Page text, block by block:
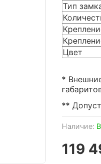
Наличие:
119
Тип
Цвет
*
**